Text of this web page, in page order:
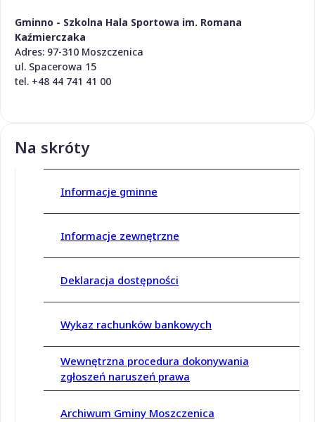
Gminno - Szkolna Hala Sportowa im. Romana
Kaźmierczaka
Adres: 97-310 Moszczenica
ul. Spacerowa 15
tel. +48 44 741 41 00
Na skróty
Informacje gminne
Informacje zewnętrzne
Deklaracja dostępności
Wykaz rachunków bankowych
Wewnętrzna procedura dokonywania
zgłoszeń naruszeń prawa
Archiwum Gminy Moszczenica